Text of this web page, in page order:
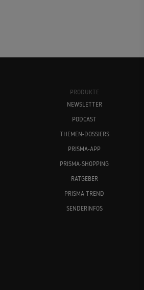
PRODUKTE
NEWSLETTER
PODCAST
THEMEN-DOSSIERS
PRISMA-APP
PRISMA-SHOPPING
RATGEBER
PRISMA TREND
SENDERINFOS